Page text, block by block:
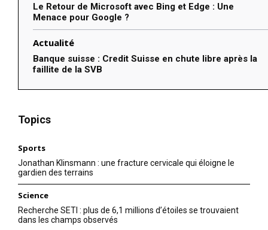
Le Retour de Microsoft avec Bing et Edge : Une
Menace pour Google ?
Actualité
Banque suisse : Credit Suisse en chute libre après la
faillite de la SVB
Topics
Sports
Jonathan Klinsmann : une fracture cervicale qui éloigne le
gardien des terrains
Science
Recherche SETI : plus de 6,1 millions d’étoiles se trouvaient
dans les champs observés